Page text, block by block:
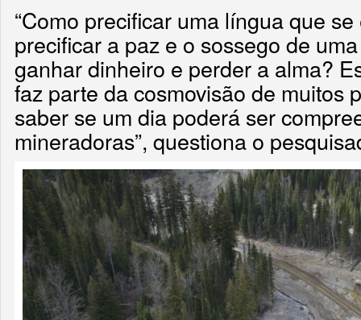
“Como precificar uma língua que
precificar a paz e o sossego de
ganhar dinheiro e perder a alma?
faz parte da cosmovisão de muitos
saber se um dia poderá ser
mineradoras”, questiona o